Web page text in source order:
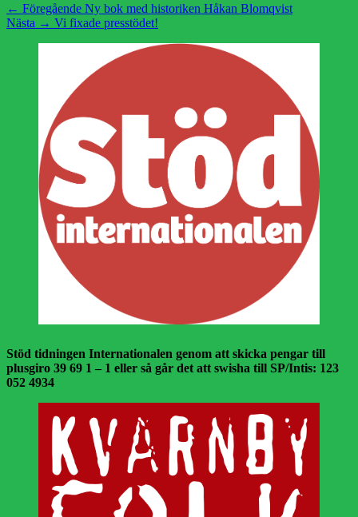
Inläggsnavigering
← Föregående Föregående
inlägg:
Ny bok med historiken Håkan Blomqvist
Nästa → Nästa
Vi fixade presstödet!
Stöd tidningen Internationalen genom att skicka pengar till
plusgiro 39 69 1 – 1 eller så går det att swisha till SP/Intis: 123
052 4934